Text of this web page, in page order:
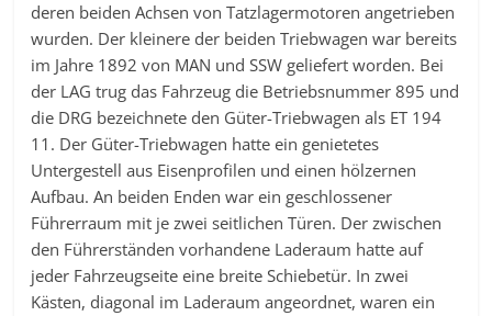
deren beiden Achsen von Tatzlagermotoren angetrieben
wurden. Der kleinere der beiden Triebwagen war bereits
im Jahre 1892 von MAN und SSW geliefert worden. Bei
der LAG trug das Fahrzeug die Betriebsnummer 895 und
die DRG bezeichnete den Güter-Triebwagen als ET 194
11. Der Güter-Triebwagen hatte ein genietetes
Untergestell aus Eisenprofilen und einen hölzernen
Aufbau. An beiden Enden war ein geschlossener
Führerraum mit je zwei seitlichen Türen. Der zwischen
den Führerständen vorhandene Laderaum hatte auf
jeder Fahrzeugseite eine breite Schiebetür. In zwei
Kästen, diagonal im Laderaum angeordnet, waren ein